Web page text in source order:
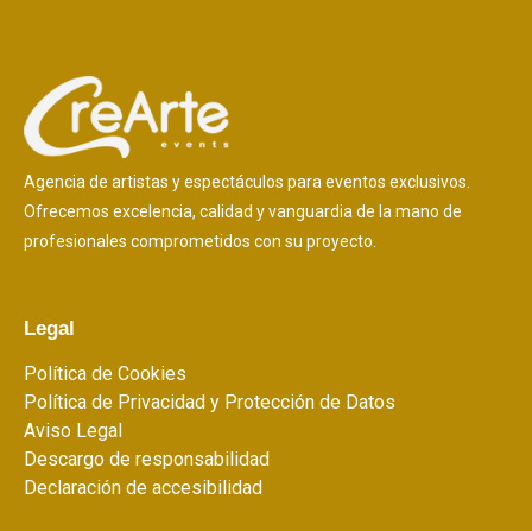
Agencia de artistas y espectáculos para eventos exclusivos.
Ofrecemos excelencia, calidad y vanguardia de la mano de
profesionales comprometidos con su proyecto.
Legal
Política de Cookies
Política de Privacidad y Protección de Datos
Aviso Legal
Descargo de responsabilidad
Declaración de accesibilidad